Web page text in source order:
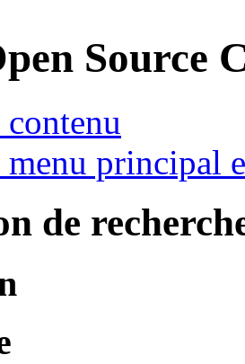
Source
principal
de